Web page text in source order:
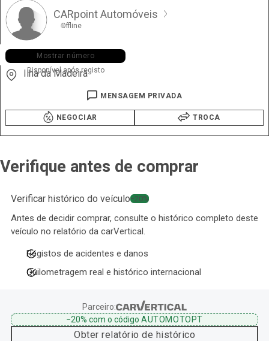
CARpoint Automóveis
Offline
+351 291 ••• •65
Mostrar número
Disponível após registo
Ilha da Madeira
MENSAGEM PRIVADA
NEGOCIAR TROCA
Verifique antes de comprar
Verificar histórico do veículo−20%
Antes de decidir comprar, consulte o histórico completo deste
veículo no relatório da carVertical.
Registos de acidentes e danos
Quilometragem real e histórico internacional
Parceiro:
−20%com o código AUTOMOTOPT
Obter relatório de histórico